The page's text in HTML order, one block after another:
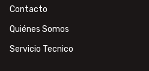
Contacto
Quiénes Somos
Servicio Tecnico